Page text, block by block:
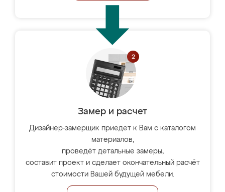
Замер и расчет
Дизайнер-замерщик приедет к Вам с каталогом
материалов,
проведёт детальные замеры,
составит проект и сделает окончательный расчёт
стоимости Вашей будущей мебели.